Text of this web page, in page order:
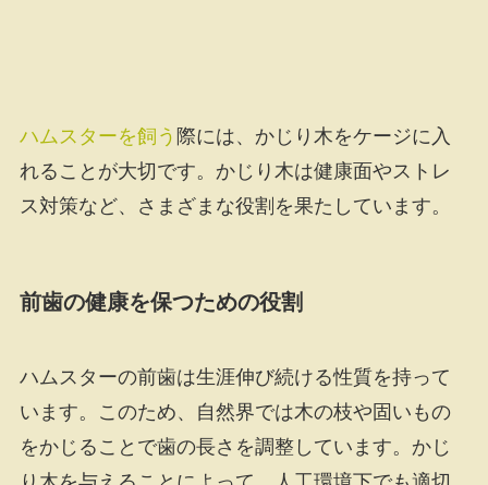
ハムスターを飼う 際には、かじり木をケージに入
れることが大切です。かじり木は健康面やストレ
ス対策など、さまざまな役割を果たしています。
前歯の健康を保つための役割
ハムスターの前歯は生涯伸び続ける性質を持って
います。このため、自然界では木の枝や固いもの
をかじることで歯の長さを調整しています。かじ